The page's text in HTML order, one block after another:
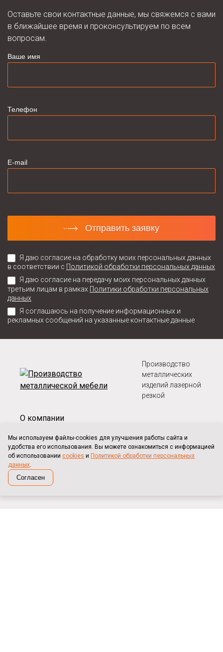
Оставьте свои контактные данные, мы свяжемся с вами
в ближайшее время и проконсультируем по всем
вопросам.
Ваше имя
Телефон
E-mail
Отправить заявку
Я даю согласие на обработку моих персональных данных
в соответствии с Политикой обработки персональных данных
Я даю согласие на передачу моих персональных данных
третьим лицам в рамках Политики обработки персональных
данных
Я соглашаюсь на получение информационных и
рекламных сообщений на указанные контактные данные
Производство
металлических
изделий лазерной
резкой
О компании
Оплата и доставка
Клиенты
Карта сайта
Мы используем файлы-cookies для улучшения работы сайта и
удобства его использования. Вы можете ознакомиться с информацией
об использовании cookies и Политикой обработки персональных
данных.
Согласен